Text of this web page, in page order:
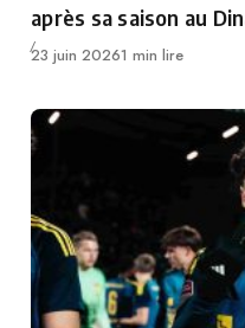
après sa saison au
Publié
23 juin 20261 min lire